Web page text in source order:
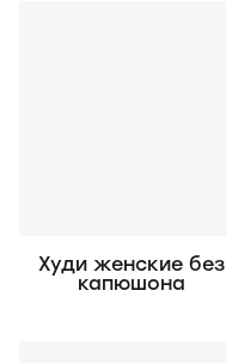
Худи женские без
капюшона